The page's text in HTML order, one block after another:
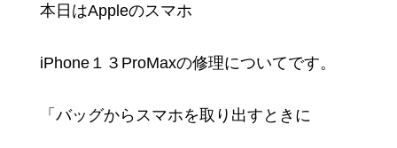
本日はAppleのスマホ
iPhone１３ProMaxの修理についてです。
「バッグからスマホを取り出すときに